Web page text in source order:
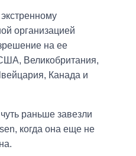
организацией
на ее
Великобритания,
Канада и
раньше завезли
когда она еще не